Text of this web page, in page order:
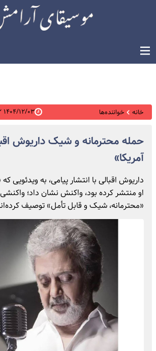
خانه خواننده‌ها ۱۴۰۴/۱۲/۰۳ ۱۶:۰۷:۱۲
حمله محترمانه و شیک داریوش
آمریکا»
داریوش اقبالی با انتشار پیامی، به ویدئویی
او منتشر کرده بود، واکنش نشان داد؛
«محترمانه، شیک و قابل تأمل» توصیف